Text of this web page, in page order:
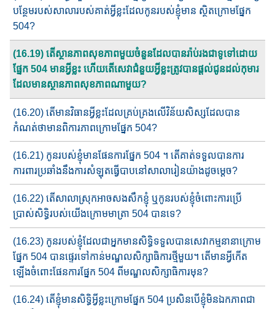
បន្ថែម​​របស់សាលា​របស់គាត់​អ្វីខ្លះ​ដែលកូនរបស់ខ្ញុំមាន ​ស្ថិតក្រោម​ផ្នែក​
504?
(16.19) តើ​ស្ថានភាព​សុខភាព​មួយ​ចំនួន​ដែល​បានរ៉ាប់រង​ជាទូទៅដោយ​
ផ្នែក​ 504 មានអ្វីខ្លះ​ ហើយតើ​សេវា​ជំនួយ​​អ្វីខ្លះ​ត្រូវបានផ្តល់ជូនដល់​កុមារ​​​
ដែលមានស្ថានភាព​សុខភាពណាមួយ?
(16.20) តើ​មានវិធានអ្វីខ្លះ​ដែលគ្រប់គ្រង​លើវិន័យសិស្ស​ដែលបាន​​
កំណត់​ថា​​មាន​ពិការភាព​ក្រោមផ្នែក​ 504?
(16.21) កូនរបស់ខ្ញុំ​មានផែនការ​ផ្នែក​ 504 ។​ តើ​គាត់​ទទួលបានការ
ការពារ​ប្រឆាំង​​នឹង​ការ​សំឡុត​ធ្វើបាប​នៅសាលា​រៀន​យ៉ាង​ដូចម្តេច​?​
(16.22) តើសាលាស្រុកអាចសងសឹកខ្ញុំ ឬកូនរបស់ខ្ញុំចំពោះការប្រើ
ប្រាស់សិទ្ធិរបស់យើងក្រោមមាត្រា 504 បានទេ?
(16.23) កូនរបស់ខ្ញុំ​ដែលជាអ្នកមានសិទ្ធិ​ទទួលបានសេវាកម្ម​នានាក្រោម​
ផ្នែក​ 504 បាន​ផ្ទេរ​ទៅកាន់មណ្ឌល​សិក្សា​ធិការ​​​ថ្មី​មួយ​។​ តើមានអ្វីកើត​
ឡើង​​ចំពោះ​ផែនការ​ផ្នែក 504 ពីមណ្ឌលសិក្សា​ធិការមុន​?
(16.24) តើខ្ញុំ​មានសិទ្ធិអ្វីខ្លះ​ក្រោមផ្នែក​ 504 ប្រសិនបើខ្ញុំមិនឯកភាព​ជា​